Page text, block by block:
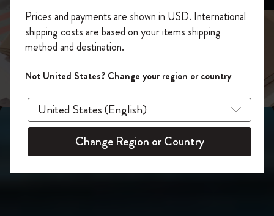
スライド表示2
スライド表示3
「WELCOME10」を入力すると、初回注
文が10%オフ＋送料無料になります。セ
ール・アウトレット品は適用外。
Moleskineアカウントを作成して限定オフ
ァーや会員特典、さらに多くのインスピ
レーションを手に入れましょう。
今すぐ会員登録 !
Prices and payments are shown in USD. International
shipping costs are based on your items shipping
method and destination.
Not United States? Change your region or country
Change Region or Country